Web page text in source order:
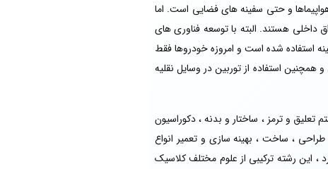
و حتی سفینه های فضایی است. اما
داخلی هستند. البته با توسعه فناوری های
شده است و امروزه خودروها فقط
همچنین استفاده از توربین در وسایل نقلیه
و ترمز ، ساختار و بدنه ، دکوراسیون
، ساخت ، بهینه سازی و تعمیر انواع
، این رشته ترکیبی از علوم مختلف کلاسیک